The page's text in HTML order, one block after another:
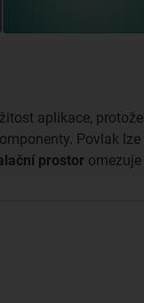
aplikace, protože
Povlak lze
prostor omezuje